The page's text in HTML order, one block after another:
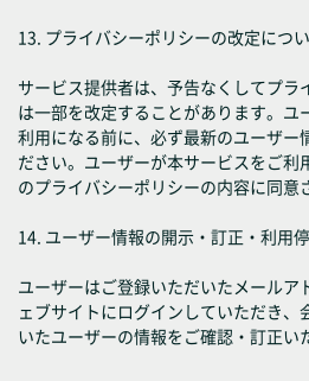
13. プライバシーポリシーの改定につ
サービス提供者は、予告なくしてプラ
は一部を改定することがあります。ユ
利用になる前に、必ず最新のユーザー
ださい。ユーザーが本サービスをご利
のプライバシーポリシーの内容に同意
14. ユーザー情報の開示・訂正・利用
ユーザーはご登録いただいたメールア
ェブサイトにログインしていただき、
いたユーザーの情報をご確認・訂正い